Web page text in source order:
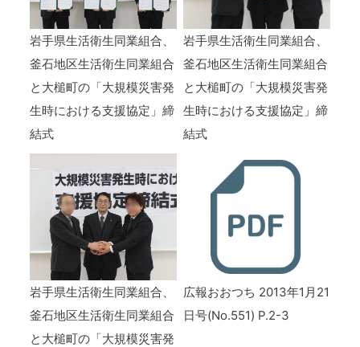
岩手県生活衛生同業組合、
釜石地区生活衛生同業組合
と大槌町の「大規模災害発
生時における支援協定」締
結式
岩手県生活衛生同業組合、
釜石地区生活衛生同業組合
と大槌町の「大規模災害発
生時における支援協定」締
結式
岩手県生活衛生同業組合、
釜石地区生活衛生同業組合
と大槌町の「大規模災害発
広報おおつち 2013年1月21
日号(No.551) P.2-3